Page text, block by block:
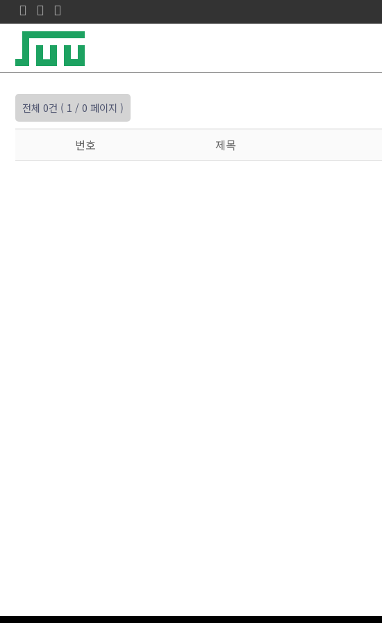
전체 0건 ( 1 / 0 페이지 )
번호 제목